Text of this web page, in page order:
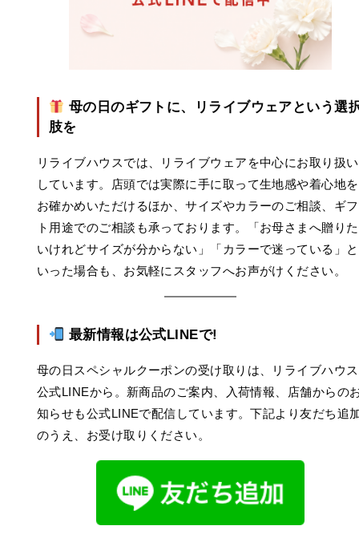
母の日のギフトに、リライブウェアという選
肢を
リライブハウスでは、リライブウェアを中心にお取り扱い
しています。店頭では実際に手に取って生地感や着心地を
お確かめいただけるほか、サイズやカラーのご相談、ギフ
ト用途でのご相談も承っております。「お母さまへ贈りた
いけれどサイズが分からない」「カラーで迷っている」と
いった場合も、お気軽にスタッフへお声がけください。
最新情報は公式LINEで!
母の日スペシャルクーポンの受け取りは、リライブハウス
公式LINEから。新商品のご案内、入荷情報、店舗からの
知らせも公式LINEで配信しています。下記より友だち追
のうえ、お受け取りください。